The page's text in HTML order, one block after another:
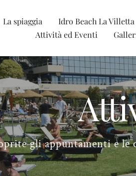
La spiaggia Idro Beach La Villetta
Attività ed Eventi
gli appuntamenti e le